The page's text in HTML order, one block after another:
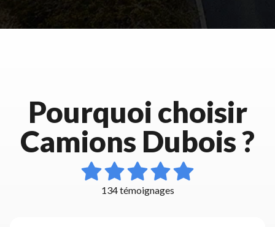
Pourquoi choisir
Camions Dubois ?
134 témoignages